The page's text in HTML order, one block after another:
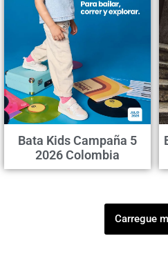
Bata Kids Campaña 5
2026 Colombia
Carregue